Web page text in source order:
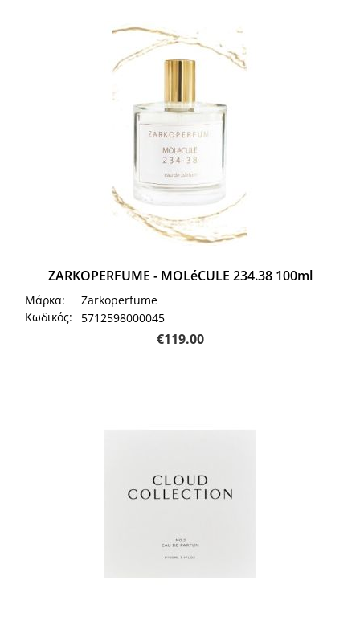
ZARKOPERFUME - MOLéCULE 234.38 100ml
Μάρκα:
Zarkoperfume
Κωδικός:
5712598000045
€119.00